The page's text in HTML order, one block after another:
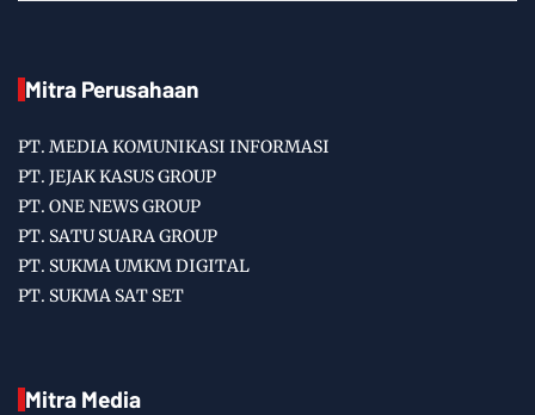
Mitra Perusahaan
PT. MEDIA KOMUNIKASI INFORMASI
PT. JEJAK KASUS GROUP
PT. ONE NEWS GROUP
PT. SATU SUARA GROUP
PT. SUKMA UMKM DIGITAL
PT. SUKMA SAT SET
Mitra Media